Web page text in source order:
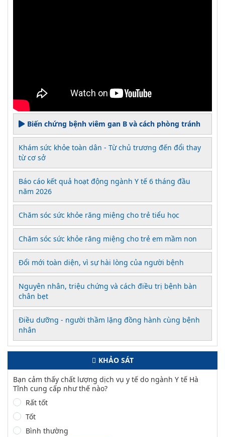
Biến chứng bệnh viêm gan B và cách phòng tránh
Khám sức khỏe toàn dân - Từ chủ trương đến đổi thay
từ cơ sở
Báo cáo kết quả hoạt động ngành Y tế 6 tháng đầu
năm 2026
Chăm sóc sức khỏe răng miệng cho trẻ tiểu học
Chăm sóc sức khỏe răng miệng cho trẻ em mầm non
Đổi mới toàn diện, vì sự hài lòng của người bệnh
Nguyên nhân, triệu chứng và cách điều trị bệnh bàn
chân bẹt
Điều dưỡng - người thầm lặng đồng hành cùng bệnh
nhân
KHẢO SÁT
Bạn cảm thấy chất lượng dịch vụ y tế do ngành Y tế Hà
Tĩnh cung cấp như thế nào?
Rất tốt
Tốt
Bình thường